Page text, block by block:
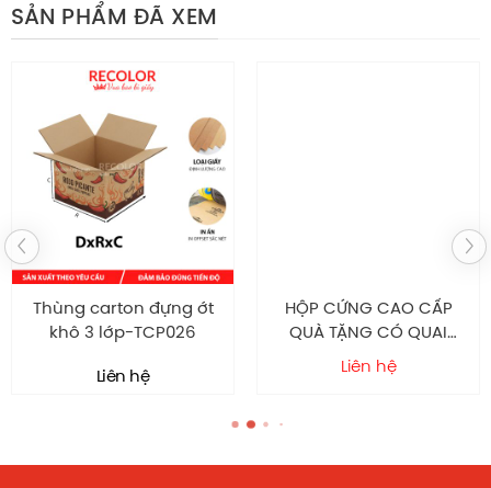
Hộp Nam Châm Metalize HS485
Kích Thước & Màu Sắc
Metalize Dập 3D HS485
Kích thước và màu sắc của
RECOLOR được sản xuất theo yêu cầu khách hàng với
chính sách miễn phí thiết kế. Bề mặt hộp có thể in logo
được ép kim nhũ vàng, dập nổi, UV cho bắt mắt hơn
giúp chiếc hộp thêm sang trọng, thu hút khách hàng
các nhãn hàng khác trên thị trường kinh doanh.
Nếu bạn quan tâm đến sản phẩm này, mong muốn sở
SẢN PHẨM ĐÃ XEM
Thùng carton đựng ớt
khô 3 lớp-TCP026
Liên hệ
HỘP CỨNG CAO CẤP
QUÀ TẶNG CÓ QUAI
XÁCH HC0051 RECOLOR
Liên hệ